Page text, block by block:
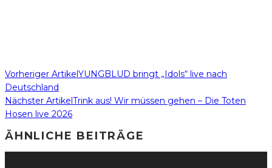
Vorheriger Artikel YUNGBLUD bringt „Idols“ live nach
Deutschland
Nächster Artikel Trink aus! Wir müssen gehen – Die Toten
Hosen live 2026
ÄHNLICHE BEITRÄGE